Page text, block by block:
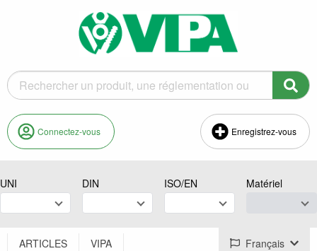
Connectez-vous Enregistrez-vous
UNI DIN ISO/EN Matériel
ARTICLES VIPA Français